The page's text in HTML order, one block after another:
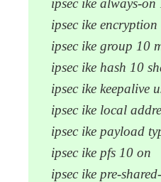
ipsec ike always-on
ipsec ike encryption
ipsec ike group 10
ipsec ike hash 10
ipsec ike keepalive
ipsec ike local
ipsec ike payload
ipsec ike pfs 10 on
ipsec ike pre-